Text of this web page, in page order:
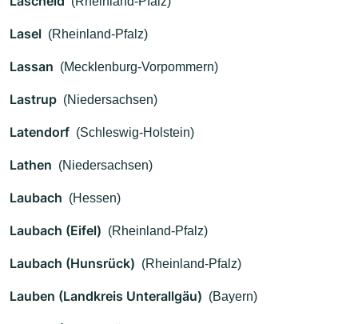
Lasel (Rheinland-Pfalz)
Lassan (Mecklenburg-Vorpommern)
Lastrup (Niedersachsen)
Latendorf (Schleswig-Holstein)
Lathen (Niedersachsen)
Laubach (Hessen)
Laubach (Eifel) (Rheinland-Pfalz)
Laubach (Hunsrück) (Rheinland-Pfalz)
Lauben (Landkreis Unterallgäu) (Bayern)